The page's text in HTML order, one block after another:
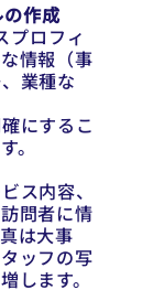
作成
プロフィ
情報（事
業種な
にするこ
。
ス内容、
問者に情
は大事
ッフの写
します。